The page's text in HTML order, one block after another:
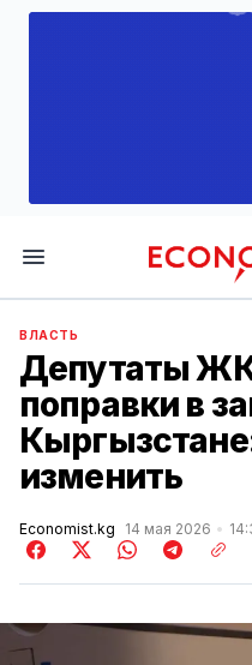
ВЛАСТЬ
Депутаты
поправки в
изменить
Economist.kg 14 мая 2026